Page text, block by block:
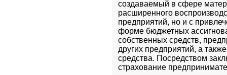
создаваемый в сфере
расширенного
предприятий, но и с
форме бюджетных
собственных средств,
других предприятий, а
средства. Посредством
страхование